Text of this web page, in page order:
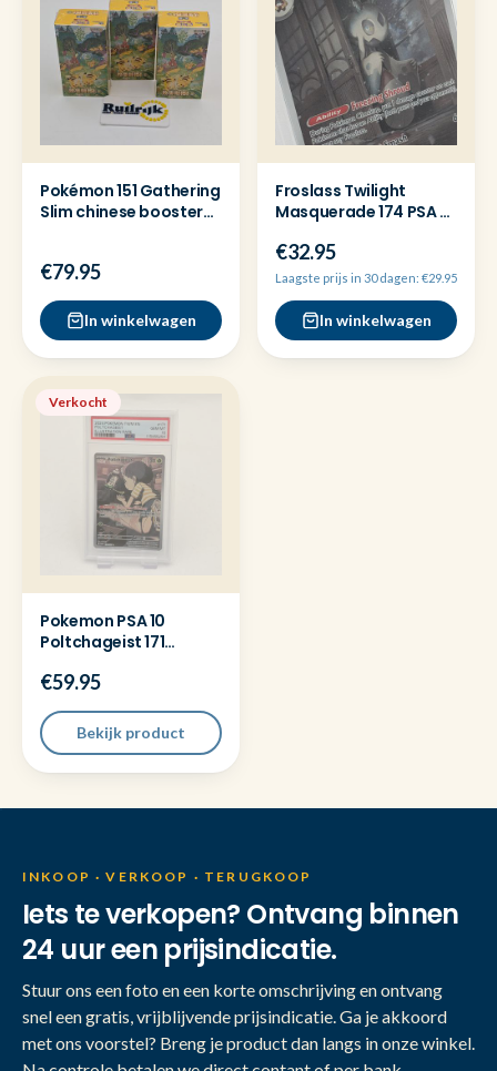
Pokémon 151 Gathering
Slim chinese booster
€79.95
In winkelwagen
Froslass Twilight
Masquerade 174 PSA 9
€32.95
Laagste prijs in 30 dagen: €29.95
In winkelwagen
Verkocht
Pokemon PSA 10
Poltchageist 171
€59.95
Bekijk product
INKOOP · VERKOOP · TERUGKOOP
Iets te verkopen? Ontvang binnen
24 uur een prijsindicatie.
Stuur ons een foto en een korte omschrijving en ontvang
snel een gratis, vrijblijvende prijsindicatie. Ga je akkoord
met ons voorstel? Breng je product dan langs in onze winkel.